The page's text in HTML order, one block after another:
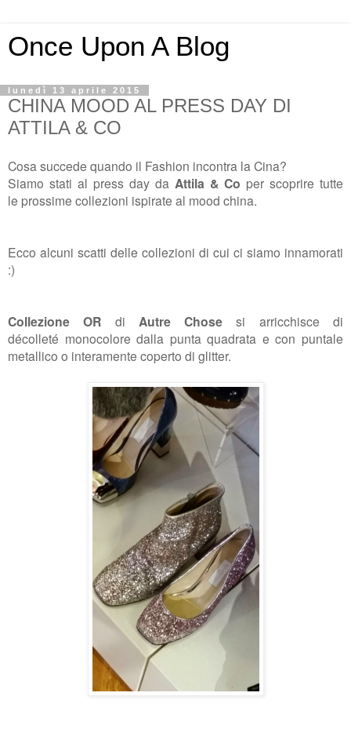
Once Upon A Blog
lunedì 13 aprile 2015
CHINA MOOD AL PRESS DAY DI
ATTILA & CO
Cosa succede quando il Fashion incontra la Cina?
Siamo stati al press day da Attila & Co per scoprire tutte
le prossime collezioni ispirate al mood china.
Ecco alcuni scatti delle collezioni di cui ci siamo innamorati
:)
Collezione OR di Autre Chosesi arricchisce di
décolleté monocolore dalla punta quadrata e con puntale
metallico o interamente coperto di glitter.